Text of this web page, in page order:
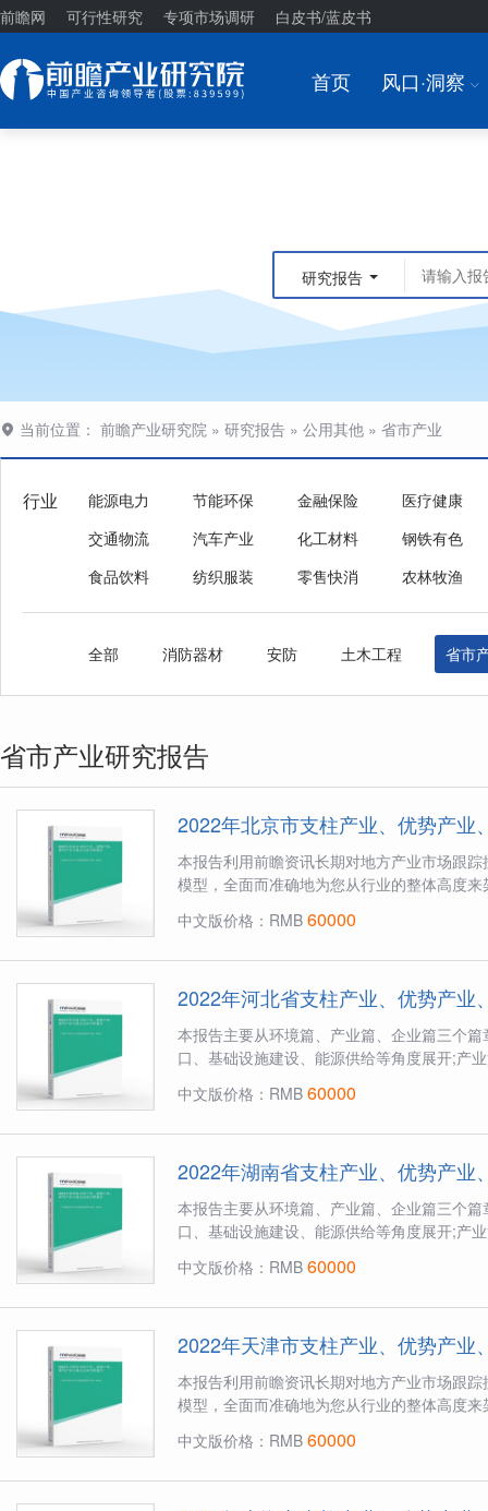
前瞻网 可行性研究 专项市场调研 白皮书/蓝皮书
首页 风口·洞察 I
研究报告
当前位置： 前瞻产业研究院 » 研究报告 » 公用其他 » 省市产业
行业 能源电力 节能环保 金融保险
医疗健康
交通物流
汽车产业 化工材料
钢铁有色
食品饮料
纺织服装 零售快消 农林牧渔
全部 消防器材 安防 土木工程 省市
省市产业研究报告
2022年北京市支柱产业、优势产业
本报告利用前瞻资讯长期对地方产业市场跟
模型，全面而准确地为您从行业的整体高度
中文版价格：RMB60000
2022年河北省支柱产业、优势产业
本报告主要从环境篇、产业篇、企业篇三个
口、基础设施建设、能源供给等角度展开;产
中文版价格：RMB60000
2022年湖南省支柱产业、优势产业
本报告主要从环境篇、产业篇、企业篇三个
口、基础设施建设、能源供给等角度展开;产
中文版价格：RMB60000
2022年天津市支柱产业、优势产业
本报告利用前瞻资讯长期对地方产业市场跟
模型，全面而准确地为您从行业的整体高度
中文版价格：RMB60000